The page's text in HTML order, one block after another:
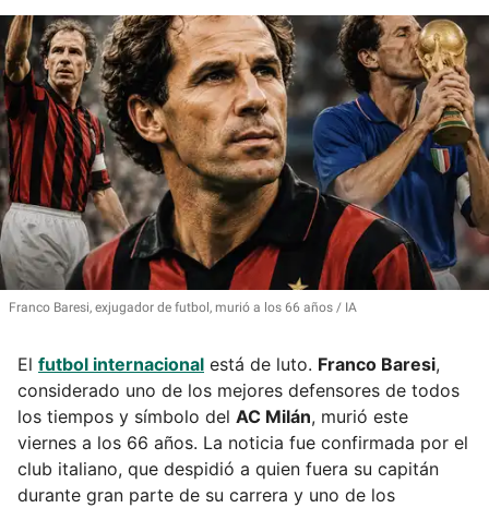
Franco Baresi, exjugador de futbol, murió a los 66 años IA
El futbol internacional está de luto. Franco Baresi,
considerado uno de los mejores defensores de todos
los tiempos y símbolo del AC Milán, murió este
viernes a los 66 años. La noticia fue confirmada por el
club italiano, que despidió a quien fuera su capitán
durante gran parte de su carrera y uno de los